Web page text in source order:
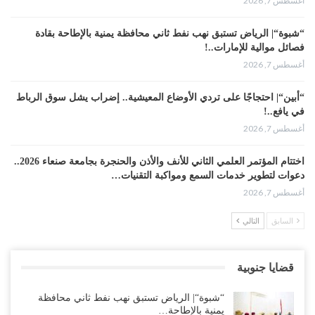
الاتهامات المتبادلة وارتباط ملف الاغتيال بحسابات النفوذ
الإقليمي بين الرياض وأبوظبي.
“شبوة“| الرياض تستبق نهب نفط ثاني محافظة يمنية بالإطاحة بقادة
فصائل موالية للإمارات..!
أغسطس 7, 2026
“أبين“| احتجاجًا على تردي الأوضاع المعيشية.. إضراب يشل سوق الرباط
في يافع..!
أغسطس 7, 2026
اختتام المؤتمر العلمي الثاني للأنف والأذن والحنجرة بجامعة صنعاء 2026..
دعوات لتطوير خدمات السمع ومواكبة التقنيات…
أغسطس 7, 2026
“حضرموت“| عصيان مدني واسع ورفض للتجنيد السعودي يوسّعان
واسعة وإعادة ترتيب المشهد العسكري..!
السابق التالي
قضايا جنوبية
“شبوة“| الرياض تستبق نهب نفط ثاني محافظة
يمنية بالإطاحة…